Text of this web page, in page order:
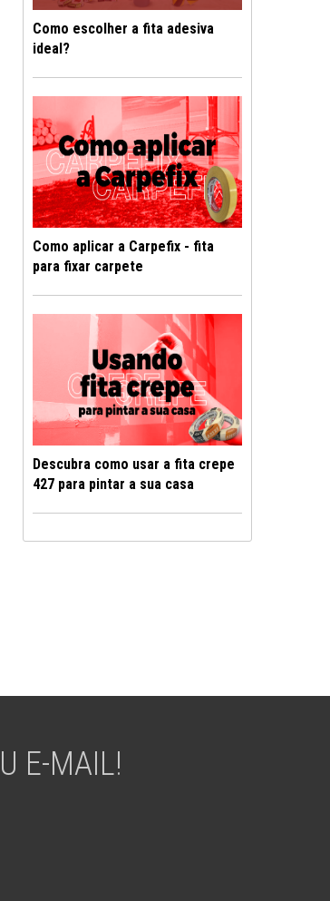
Como escolher a fita adesiva
ideal?
Como aplicar a Carpefix - fita
para fixar carpete
Descubra como usar a fita crepe
427 para pintar a sua casa
E-MAIL!